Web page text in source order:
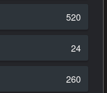
520
24
260